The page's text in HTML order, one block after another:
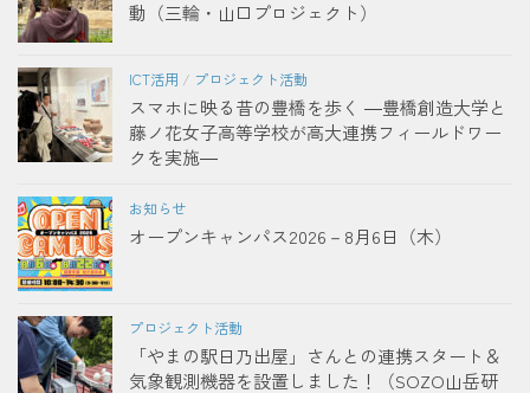
動（三輪・山口プロジェクト）
ICT活用 / プロジェクト活動
スマホに映る昔の豊橋を歩く ―豊橋創造大学と
藤ノ花女子高等学校が高大連携フィールドワー
クを実施―
お知らせ
オープンキャンパス2026－8月6日（木）
プロジェクト活動
「やまの駅日乃出屋」さんとの連携スタート＆
気象観測機器を設置しました！（SOZO山岳研